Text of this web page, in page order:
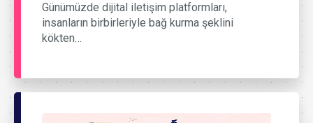
Günümüzde dijital iletişim platformları,
insanların birbirleriyle bağ kurma şeklini
kökten…